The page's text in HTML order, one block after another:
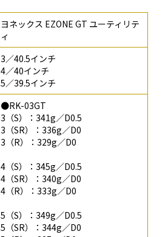
ヨネックス EZONE GT ユーティリテ
ィ
3／40.5インチ
4／40インチ
5／39.5インチ
●RK-03GT
3（S）：341g／D0.5
3（SR）：336g／D0
3（R）：329g／D0
4（S）：345g／D0.5
4（SR）：340g／D0
4（R）：333g／D0
5（S）：349g／D0.5
5（SR）：344g／D0